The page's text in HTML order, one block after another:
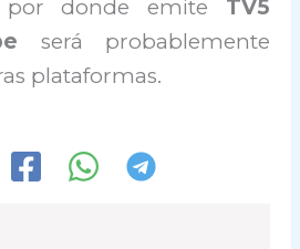
por donde emite TV5
será probablemente
plataformas.